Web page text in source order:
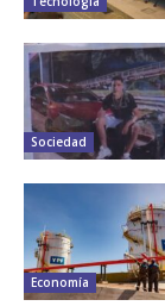
Sociedad
Economía